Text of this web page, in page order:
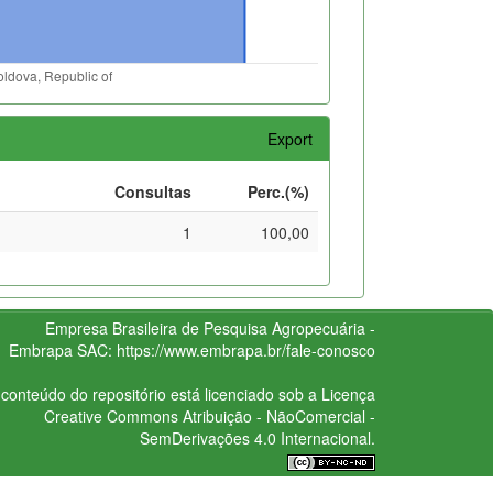
Export
Consultas
Perc.(%)
1
100,00
Empresa Brasileira de Pesquisa Agropecuária -
Embrapa SAC: https://www.embrapa.br/fale-conosco
do repositório está licenciado sob a Licença
Creative CommonsAtribuição - NãoComercial -
SemDerivações 4.0 Internacional.